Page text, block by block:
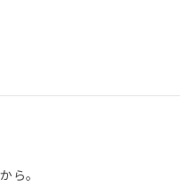
ら。